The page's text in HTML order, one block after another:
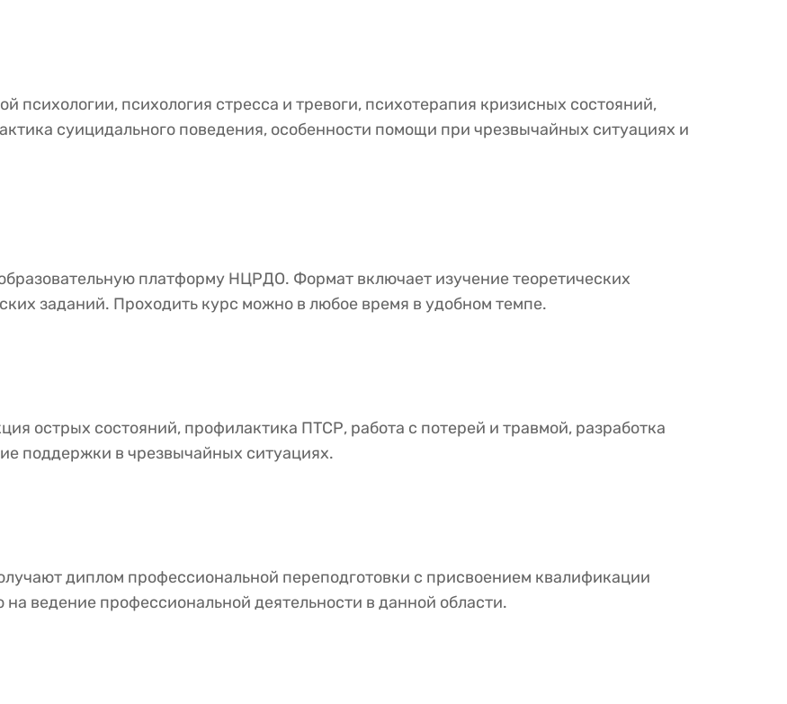
психологии, психология стресса и тревоги, психотерапия кризисных состояний,
суицидального поведения, особенности помощи при чрезвычайных ситуациях и
платформу НЦРДО. Формат включает изучение теоретических
заданий. Проходить курс можно в любое время в удобном темпе.
острых состояний, профилактика ПТСР, работа с потерей и травмой, разработка
поддержки в чрезвычайных ситуациях.
диплом профессиональной переподготовки с присвоением квалификации
ведение профессиональной деятельности в данной области.